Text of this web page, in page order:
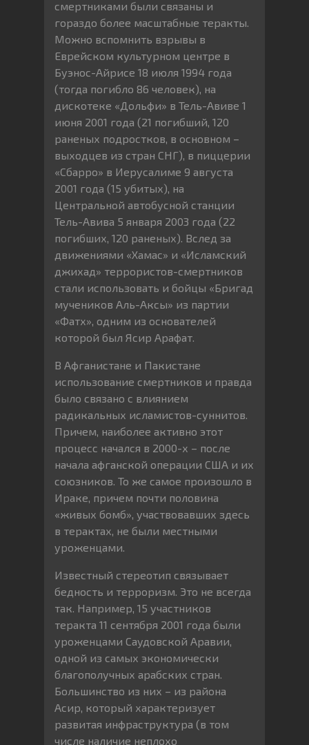
смертниками были связаны и
гораздо более масштабные теракты.
Можно вспомнить взрывы в
Еврейском культурном центре в
Буэнос-Айрисе 18 июля 1994 года
(тогда погибло 86 человек), на
дискотеке «Дольфи» в Тель-Авиве 1
июня 2001 года (21 погибший, 120
раненых подростков, в основном –
выходцев из стран СНГ), в пиццерии
«Сбарро» в Иерусалиме 9 августа
2001 года (15 убитых), на
Центральной автобусной станции
Тель-Авива 5 января 2003 года (22
погибших, 120 раненых). Вслед за
движениями «Хамас» и «Исламский
джихад» террористов-смертников
стали использовать и бойцы «Бригад
мучеников Аль-Аксы» из партии
«Фатх», одним из основателей
которой был Ясир Арафат.
В Афганистане и Пакистане
использование смертников и правда
было связано с влиянием
радикальных исламистов-суннитов.
Причем, наиболее активно этот
процесс начался в 2000-х – после
начала афганской операции США и их
союзников. То же самое произошло в
Ираке, причем почти половина
«живых бомб», участвовавших здесь
в терактах, не были местными
уроженцами.
Известный стереотип связывает
бедность и терроризм. Это не всегда
так. Например, 15 участников
теракта 11 сентября 2001 года были
уроженцами Саудовской Аравии,
одной из самых экономически
благополучных арабских стран.
Большинство из них – из района
Асир, который характеризует
развитая инфраструктура (в том
числе наличие неплохо